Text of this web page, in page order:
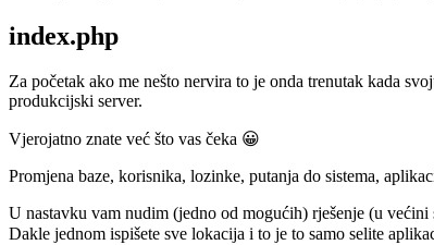
index.php
Za početak ako me nešto nervira to je onda trenutak kada
produkcijski server.
Vjerojatno znate već što vas čeka 😀
Promjena baze, korisnika, lozinke, putanja do sistema,
U nastavku vam nudim (jedno od mogućih) rješenje (u većini
Dakle jednom ispišete sve lokacija i to je to samo selite